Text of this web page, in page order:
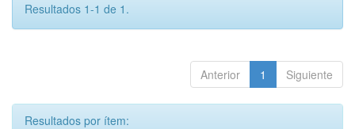
Resultados 1-1 de 1.
Anterior 1 Siguiente
Resultados por ítem: